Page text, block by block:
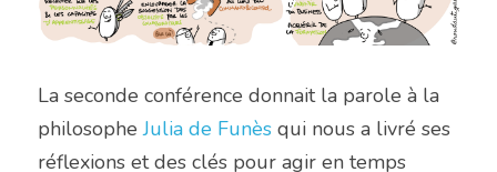
La seconde conférence donnait la parole à la
philosophe Julia de Funès qui nous a livré ses
réflexions et des clés pour agir en temps